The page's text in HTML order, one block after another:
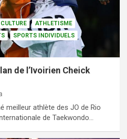
ATHLETISME
SPORTS INDIVIDUELS
de l’Ivoirien Cheick
meilleur athlète des JO de Rio
de Taekwondo…